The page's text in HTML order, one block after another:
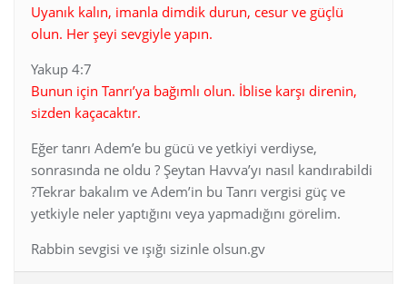
Uyanık kalın, imanla dimdik durun, cesur ve güçlü
olun. Her şeyi sevgiyle yapın.
Yakup 4:7
Bunun için Tanrı’ya bağımlı olun. İblise karşı direnin,
sizden kaçacaktır.
Eğer tanrı Adem’e bu gücü ve yetkiyi verdiyse,
sonrasında ne oldu ? Şeytan Havva’yı nasıl kandırabildi
?Tekrar bakalım ve Adem’in bu Tanrı vergisi güç ve
yetkiyle neler yaptığını veya yapmadığını görelim.
Rabbin sevgisi ve ışığı sizinle olsun.gv